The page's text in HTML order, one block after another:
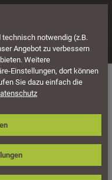
Glas
notwendig (z.B.
Angebot zu verbessern
Weitere
Einstellungen, dort können
Sie dazu einfach die